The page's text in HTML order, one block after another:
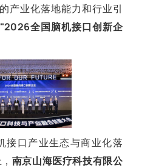
产业化落地能力和行业引
全国脑机接口创新企
接口产业生态与商业化落
南京山海医疗科技有限公